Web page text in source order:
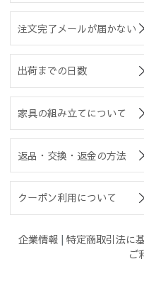
注文完了メールが届かない
出荷までの日数
家具の組み立てについて
返品・交換・返金の方法
クーポン利用について
企業情報 | 特定商取引法に
ご